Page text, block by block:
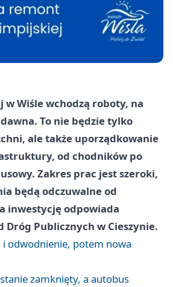
w Wiśle wchodzą roboty, na
To nie będzie tylko
ale także uporządkowanie
od chodników po
Zakres prac jest szeroki,
będą odczuwalne od
inwestycję odpowiada
Dróg Publicznych w Cieszynie.
odwodnienie, potem nowa
zamknięty, a autobus